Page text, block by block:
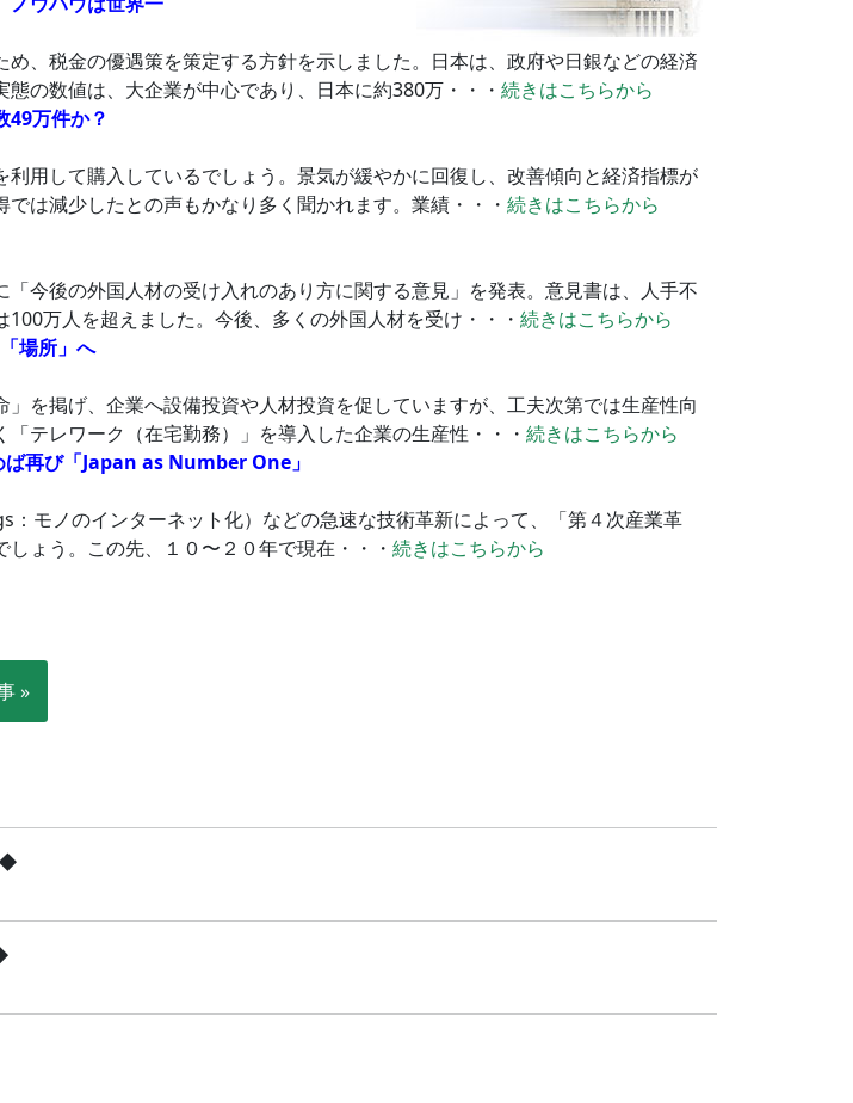
、税金の優遇策を策定する方針を示しました。日本は、政府や日銀などの経済
の数値は、大企業が中心であり、日本に約380万・・・ 続きはこちらから
49万件か？
用して購入しているでしょう。景気が緩やかに回復し、改善傾向と経済指標が
は減少したとの声もかなり多く聞かれます。業績・・・ 続きはこちらから
今後の外国人材の受け入れのあり方に関する意見」を発表。意見書は、人手不
万人を超えました。今後、多くの外国人材を受け・・・ 続きはこちらから
場所」へ
を掲げ、企業へ設備投資や人材投資を促していますが、工夫次第では生産性向
テレワーク（在宅勤務）」を導入した企業の生産性・・・ 続きはこちらから
再び「Japan as Number One」
モノのインターネット化）などの急速な技術革新によって、「第４次産業革
ょう。この先、１０〜２０年で現在・・・ 続きはこちらから
»
◆